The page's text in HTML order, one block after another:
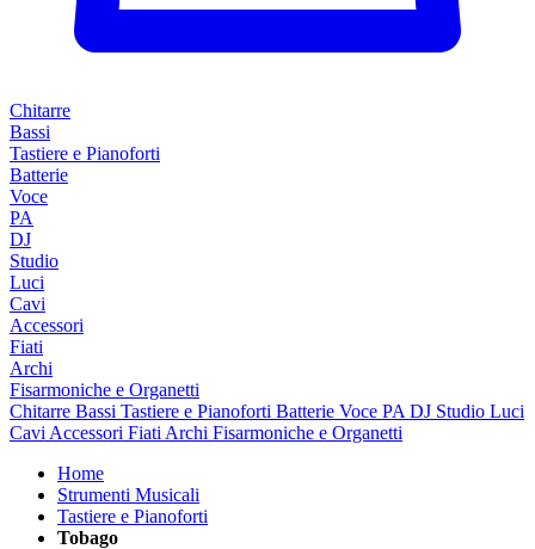
Chitarre
Bassi
Tastiere e Pianoforti
Batterie
Voce
PA
DJ
Studio
Luci
Cavi
Accessori
Fiati
Archi
Fisarmoniche e Organetti
Chitarre Bassi Tastiere e Pianoforti Batterie Voce PA DJ Studio Luci
Cavi Accessori Fiati Archi Fisarmoniche e Organetti
Home
Strumenti Musicali
Tastiere e Pianoforti
Tobago